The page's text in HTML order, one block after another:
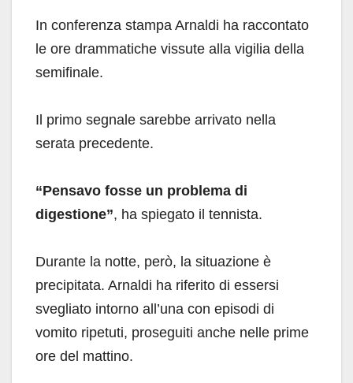
In conferenza stampa Arnaldi ha raccontato
le ore drammatiche vissute alla vigilia della
semifinale.
Il primo segnale sarebbe arrivato nella
serata precedente.
“Pensavo fosse un problema di
digestione”, ha spiegato il tennista.
Durante la notte, però, la situazione è
precipitata. Arnaldi ha riferito di essersi
svegliato intorno all’una con episodi di
vomito ripetuti, proseguiti anche nelle prime
ore del mattino.